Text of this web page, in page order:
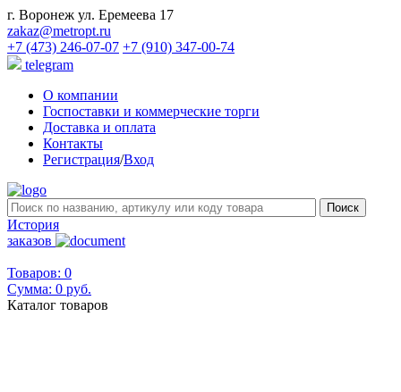
г. Воронеж ул. Еремеева 17
zakaz@metropt.ru
+7 (473) 246-07-07 +7 (910) 347-00-74
telegram
О компании
Госпоставки и коммерческие торги
Доставка и оплата
Контакты
Регистрация/Вход
История
заказов
Товаров: 0
Сумма: 0 руб.
Каталог товаров